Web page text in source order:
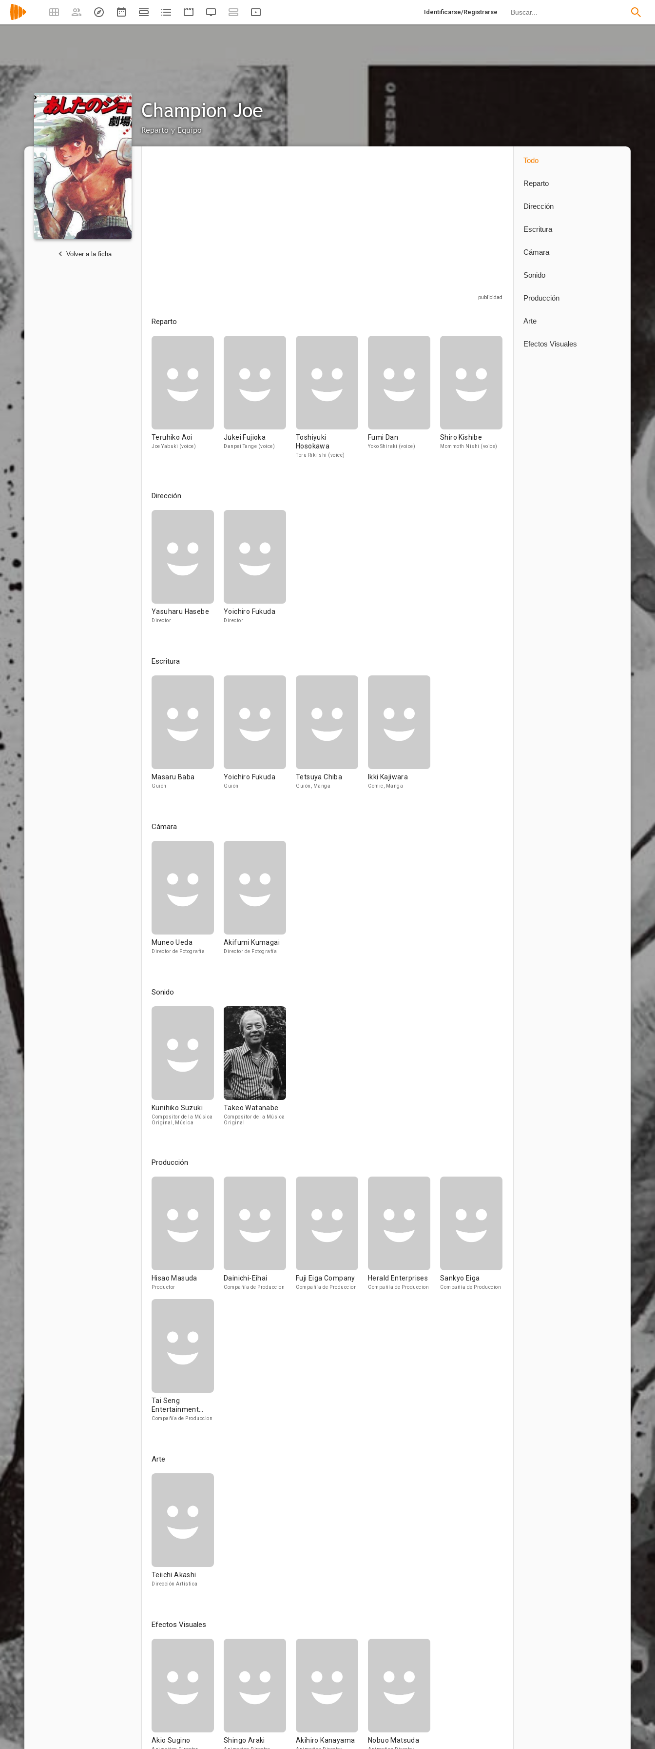
Identificarse/Registrarse
Champion Joe
Reparto y Equipo
Volver a la ficha
Reparto
Teruhiko Aoi
Joe Yabuki (voice)
Jūkei Fujioka
Danpei Tange (voice)
Toshiyuki
Hosokawa
Toru Rikiishi (voice)
Fumi Dan
Yoko Shiraki (voice)
Shiro Kishibe
Mommoth Nishi (voice)
Dirección
Yasuharu Hasebe
Director
Yoichiro Fukuda
Director
Escritura
Masaru Baba
Guión
Yoichiro Fukuda
Guión
Tetsuya Chiba
Guión, Manga
Ikki Kajiwara
Comic, Manga
Cámara
Muneo Ueda
Director de Fotografía
Akifumi Kumagai
Director de Fotografía
Sonido
Kunihiko Suzuki
Compositor de la Música
Original, Música
Takeo Watanabe
Compositor de la Música
Original
Producción
Hisao Masuda
Productor
Dainichi-Eihai
Compañía de Produccion
Fuji Eiga Company
Compañía de Produccion
Herald Enterprises
Compañía de Produccion
Sankyo Eiga
Compañía de Produccion
Tai Seng
Entertainment
[USA]
Compañía de Produccion
Arte
Teiichi Akashi
Dirección Artística
Efectos Visuales
Akio Sugino Shingo Araki Akihiro Kanayama Nobuo Matsuda
Todo
Reparto
Dirección
Escritura
Cámara
Sonido
Producción
Arte
Efectos Visuales